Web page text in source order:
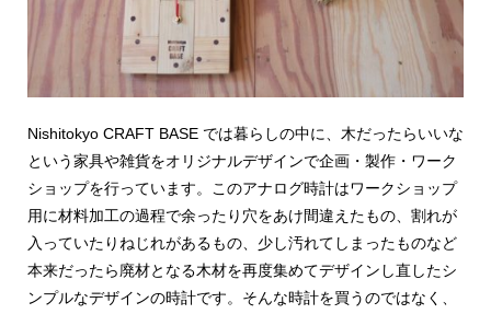
Nishitokyo CRAFT BASE では暮らしの中に、木だったらいいな
という家具や雑貨をオリジナルデザインで企画・製作・ワーク
ショップを行っています。このアナログ時計はワークショップ
用に材料加工の過程で余ったり穴をあけ間違えたもの、割れが
入っていたりねじれがあるもの、少し汚れてしまったものなど
本来だったら廃材となる木材を再度集めてデザインし直したシ
ンプルなデザインの時計です。そんな時計を買うのではなく、